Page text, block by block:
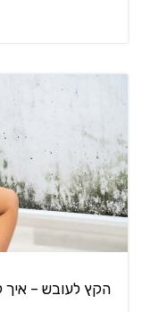
הקץ לעובש – איך